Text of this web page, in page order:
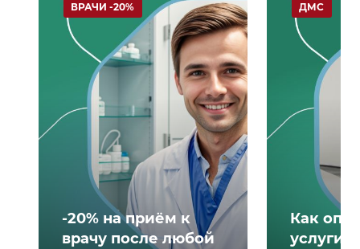
-20% на приём к
врачу после любой
ВРАЧИ -20%
Как
услуги
ДМС